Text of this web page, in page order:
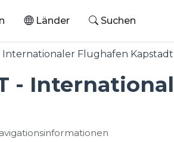
Länder Suchen
Internationaler Flughafen Kapstadt
-